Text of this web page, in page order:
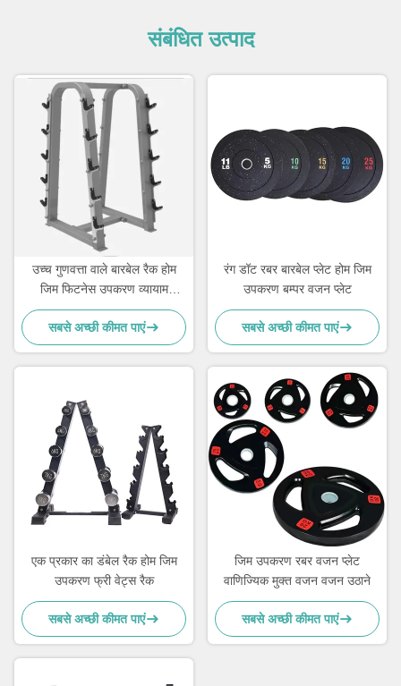
संबंधित उत्पाद
उच्च गुणवत्ता वाले बारबेल रैक होम
जिम फिटनेस उपकरण व्यायाम
मांसपेशी
सबसे अच्छी कीमत पाएं
रंग डॉट रबर बारबेल प्लेट होम जिम
उपकरण बम्पर वजन प्लेट
सबसे अच्छी कीमत पाएं
एक प्रकार का डंबेल रैक होम जिम
उपकरण फ्री वेट्स रैक
सबसे अच्छी कीमत पाएं
जिम उपकरण रबर वजन प्लेट
वाणिज्यिक मुक्त वजन वजन उठाने
सबसे अच्छी कीमत पाएं